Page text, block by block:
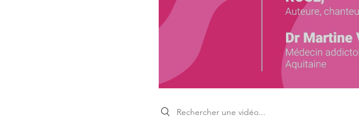
Search videos